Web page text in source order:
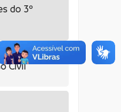
do 3º
Civil